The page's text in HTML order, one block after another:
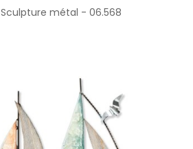
Sculpture métal - 06.568